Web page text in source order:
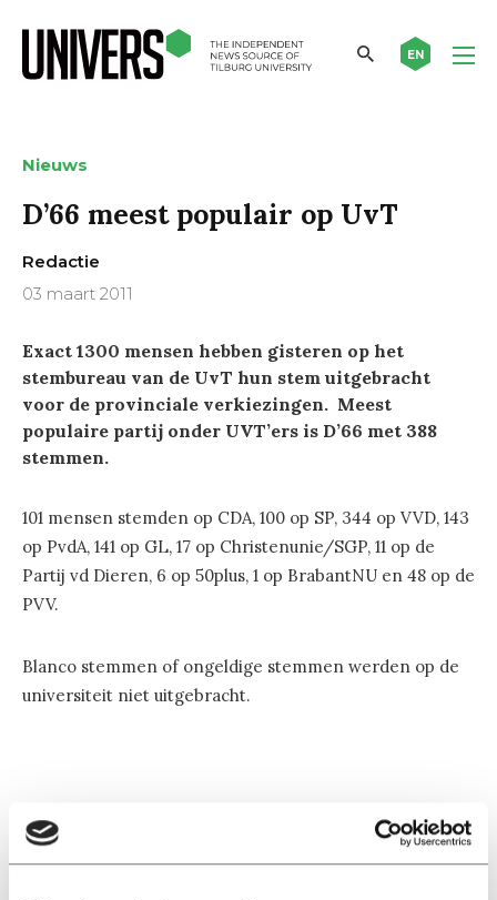
EN
Nieuws
D’66 meest populair op UvT
Redactie
03 maart 2011
Exact 1300 mensen hebben gisteren op het
stembureau van de UvT hun stem uitgebracht
voor de provinciale verkiezingen. Meest
populaire partij onder UVT’ers is D’66 met 388
stemmen.
101 mensen stemden op CDA, 100 op SP, 344 op VVD, 143
op PvdA, 141 op GL, 17 op Christenunie/SGP, 11 op de
Partij vd Dieren, 6 op 50plus, 1 op BrabantNU en 48 op de
PVV.
Blanco stemmen of ongeldige stemmen werden op de
universiteit niet uitgebracht.
Lees ook